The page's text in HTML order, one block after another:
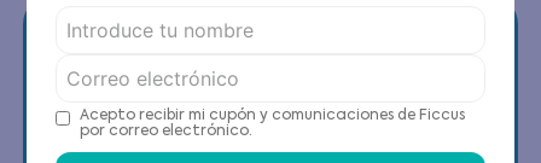
Contáctanos
Acepto recibir mi cupón y comunicaciones de Ficcus
por correo electrónico.